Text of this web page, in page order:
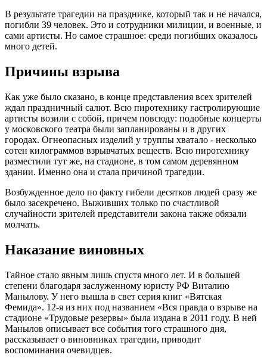
В результате трагедии на празднике, который так и не начался,
погибли 39 человек. Это и сотрудники милиции, и военные, и
сами артисты. Но самое страшное: среди погибших оказалось
много детей.
Причины взрыва
Как уже было сказано, в конце представления всех зрителей
ждал праздничный салют. Всю пиротехнику гастролирующие
артисты возили с собой, причем повсюду: подобные концерты
у московского театра были запланированы и в других
городах. Огнеопасных изделий у труппы хватало - несколько
сотен килограммов взрывчатых веществ. Всю пиротехнику
разместили тут же, на стадионе, в том самом деревянном
здании. Именно она и стала причиной трагедии.
Возбужденное дело по факту гибели десятков людей сразу же
было засекречено. Выживших только по счастливой
случайности зрителей представители закона также обязали
молчать.
Наказание виновных
Тайное стало явным лишь спустя много лет. И в большей
степени благодаря заслуженному юристу РФ Виталию
Манылову. У него вышла в свет серия книг «Вятская
Фемида». 12-я из них под названием «Вся правда о взрыве на
стадионе «Трудовые резервы» была издана в 2011 году. В ней
Манылов описывает все события того страшного дня,
рассказывает о виновниках трагедии, приводит
воспоминания очевидцев.